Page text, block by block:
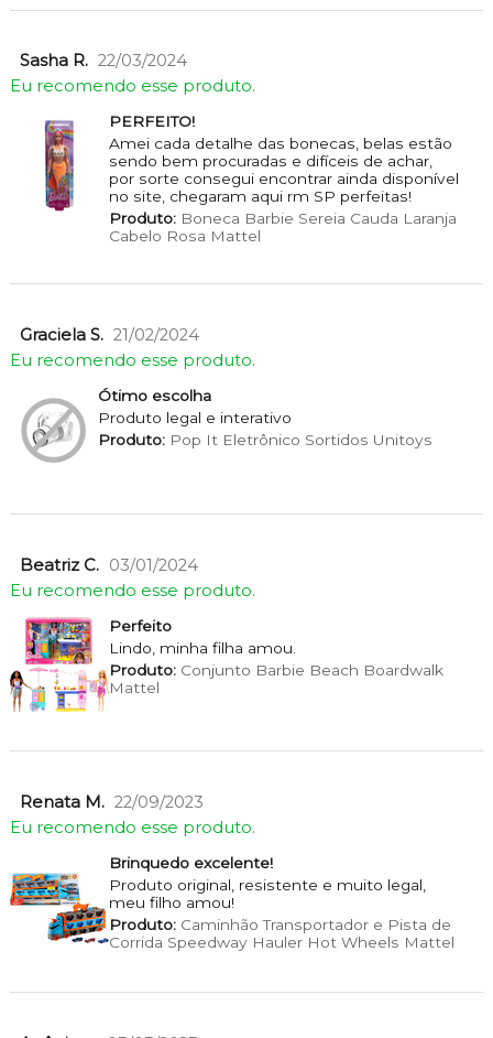
Sasha R. 22/03/2024
Eu recomendo esse produto.
PERFEITO!
Amei cada detalhe das bonecas, belas estão
sendo bem procuradas e difíceis de achar,
por sorte consegui encontrar ainda disponível
no site, chegaram aqui rm SP perfeitas!
Produto:Boneca Barbie Sereia Cauda Laranja
Cabelo Rosa Mattel
Graciela S. 21/02/2024
Eu recomendo esse produto.
Ótimo escolha
Produto legal e interativo
Produto:Pop It Eletrônico Sortidos Unitoys
Beatriz C. 03/01/2024
Eu recomendo esse produto.
Perfeito
Lindo, minha filha amou.
Produto:Conjunto Barbie Beach Boardwalk
Mattel
Renata M. 22/09/2023
Eu recomendo esse produto.
Brinquedo excelente!
Produto original, resistente e muito legal,
meu filho amou!
Produto:Caminhão Transportador e Pista de
Corrida Speedway Hauler Hot Wheels Mattel